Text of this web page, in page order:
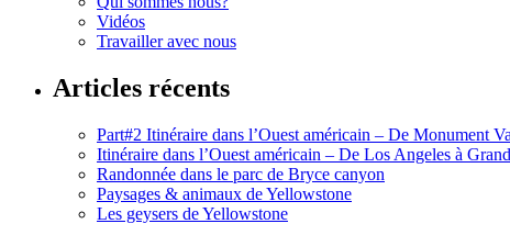
Vidéos
Travailler avec nous
Articles récents
Part#2 Itinéraire dans l’Ouest américain – De Monument
Itinéraire dans l’Ouest américain – De Los Angeles à
Randonnée dans le parc de Bryce canyon
Paysages & animaux de Yellowstone
Les geysers de Yellowstone